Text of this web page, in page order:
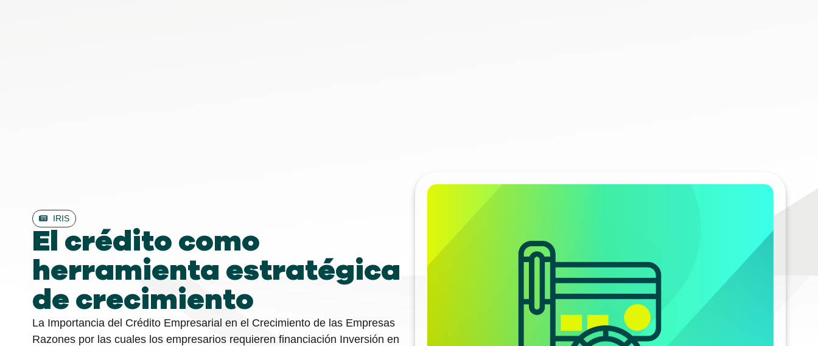
IRIS
El crédito como
herramienta estratégica
de crecimiento
La Importancia del Crédito Empresarial en el Crecimiento de las Empresas
Razones por las cuales los empresarios requieren financiación Inversión en